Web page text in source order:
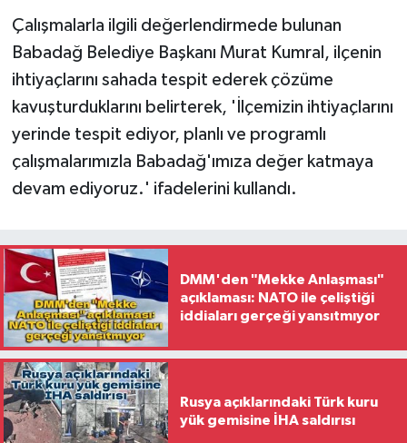
Çalışmalarla ilgili değerlendirmede bulunan
Babadağ Belediye Başkanı Murat Kumral, ilçenin
ihtiyaçlarını sahada tespit ederek çözüme
kavuşturduklarını belirterek, 'İlçemizin ihtiyaçlarını
yerinde tespit ediyor, planlı ve programlı
çalışmalarımızla Babadağ'ımıza değer katmaya
devam ediyoruz.' ifadelerini kullandı.
DMM'den "Mekke Anlaşması"
açıklaması: NATO ile çeliştiği
iddiaları gerçeği yansıtmıyor
Rusya açıklarındaki Türk kuru
yük gemisine İHA saldırısı